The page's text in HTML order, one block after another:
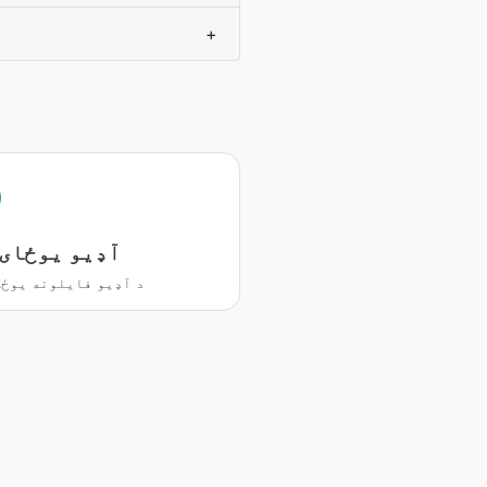
+
آډیو
د آډیو فایلونه